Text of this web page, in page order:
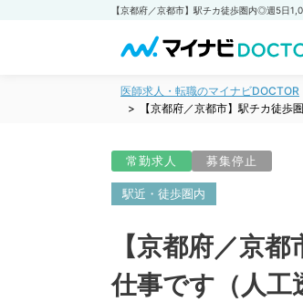
医師求人・転職のマイナビDOCTOR
【京都府／京都市】駅チカ徒
常勤求人 募集停止
駅近・徒歩圏内
【京都府／京
仕事です（人工